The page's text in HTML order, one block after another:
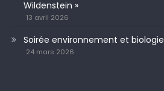
Wildenstein »
13 avril 2026
Soirée environnement et biologie
24 mars 2026